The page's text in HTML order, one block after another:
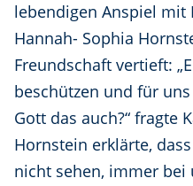
lebendigen Anspiel mit
Hannah- Sophia
Freundschaft vertieft:
beschützen und für
Gott das auch?“ fragte
Hornstein erklärte,
nicht sehen, immer bei